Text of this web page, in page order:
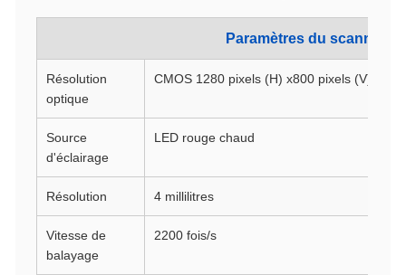
Paramètres du scanner:
Résolution
optique
CMOS 1280 pixels (H) x800 pixels (V)
Source
d'éclairage
LED rouge chaud
Résolution 4 millilitres
Vitesse de
balayage
2200 fois/s